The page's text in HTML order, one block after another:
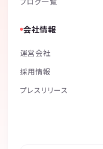
会社情報
運営会社
採用情報
プレスリリース